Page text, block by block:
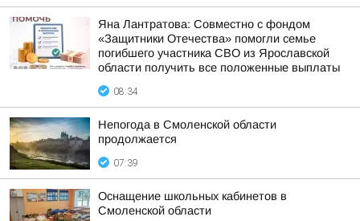
Яна Лантратова: Совместно с фондом
«Защитники Отечества» помогли семье
погибшего участника СВО из Ярославской
области получить все положенные выплаты
08:34
Непогода в Смоленской области
продолжается
07:39
Оснащение школьных кабинетов в
Смоленской области